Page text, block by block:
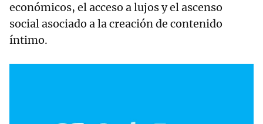
económicos, el acceso a lujos y el ascenso
social asociado a la creación de contenido
íntimo.